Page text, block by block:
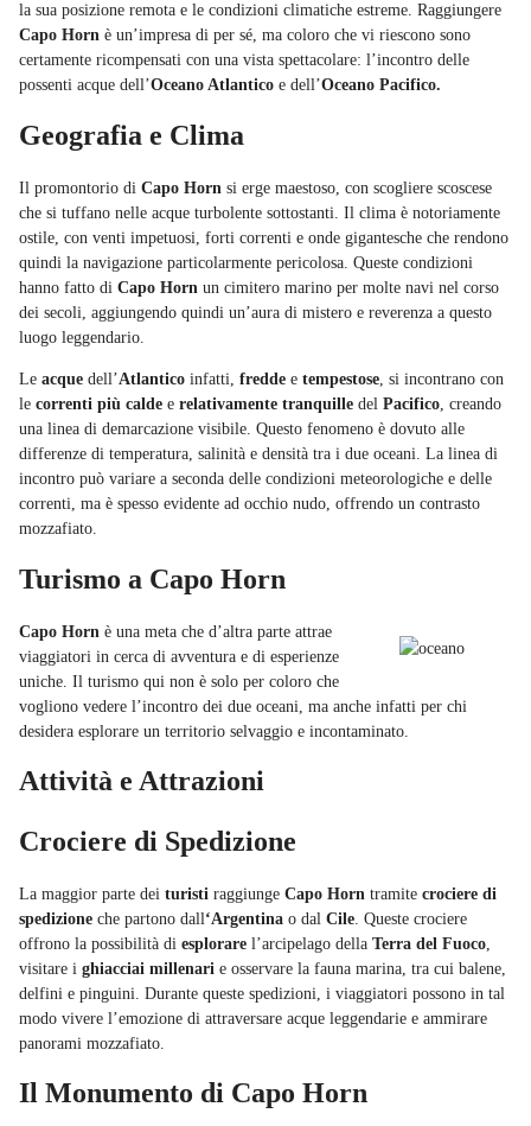
la sua posizione remota e le condizioni climatiche estreme. Raggiungere
Capo Horn è un’impresa di per sé, ma coloro che vi riescono sono
certamente ricompensati con una vista spettacolare: l’incontro delle
possenti acque dell’Oceano Atlantico e dell’Oceano Pacifico.
Geografia e Clima
Il promontorio di Capo Horn si erge maestoso, con scogliere scoscese
che si tuffano nelle acque turbolente sottostanti. Il clima è notoriamente
ostile, con venti impetuosi, forti correnti e onde gigantesche che rendono
quindi la navigazione particolarmente pericolosa. Queste condizioni
hanno fatto di Capo Horn un cimitero marino per molte navi nel corso
dei secoli, aggiungendo quindi un’aura di mistero e reverenza a questo
luogo leggendario.
Le acque dell’Atlantico infatti, fredde e tempestose, si incontrano con
le correnti più calde e relativamente tranquille del Pacifico, creando
una linea di demarcazione visibile. Questo fenomeno è dovuto alle
differenze di temperatura, salinità e densità tra i due oceani. La linea di
incontro può variare a seconda delle condizioni meteorologiche e delle
correnti, ma è spesso evidente ad occhio nudo, offrendo un contrasto
mozzafiato.
Turismo a Capo Horn
Capo Horn è una meta che d’altra parte attrae
viaggiatori in cerca di avventura e di esperienze
uniche. Il turismo qui non è solo per coloro che
vogliono vedere l’incontro dei due oceani, ma anche infatti per chi
desidera esplorare un territorio selvaggio e incontaminato.
Attività e Attrazioni
Crociere di Spedizione
La maggior parte dei turisti raggiunge Capo Horn tramite crociere di
spedizione che partono dall ‘Argentina o dal Cile . Queste crociere
offrono la possibilità di esplorare l’arcipelago della Terra del Fuoco
visitare i ghiacciai millenari e osservare la fauna marina, tra cui balene,
delfini e pinguini. Durante queste spedizioni, i viaggiatori possono in tal
modo vivere l’emozione di attraversare acque leggendarie e ammirare
panorami mozzafiato.
Il Monumento di Capo Horn